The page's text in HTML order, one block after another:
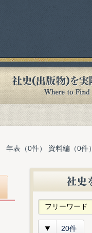
年表（0件） 資料編（0件）
20件